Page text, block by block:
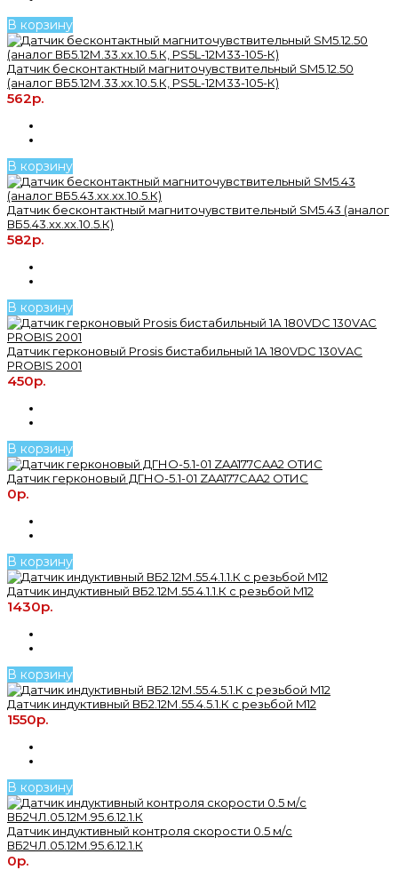
В корзину
Датчик бесконтактный магниточувствительный SM5.12.50
(аналог ВБ5.12М.33.хх.10.5.К, РS5L-12М33-105-К)
562р.
В корзину
Датчик бесконтактный магниточувствительный SM5.43 (аналог
ВБ5.43.хх.хх.10.5.К)
582р.
В корзину
Датчик герконовый Prosis бистабильный 1А 180VDC 130VAC
PROBIS 2001
450р.
В корзину
Датчик герконовый ДГНО-5.1-01 ZAA177CAA2 ОТИС
0р.
В корзину
Датчик индуктивный ВБ2.12М.55.4.1.1.К с резьбой M12
1430р.
В корзину
Датчик индуктивный ВБ2.12М.55.4.5.1.К с резьбой M12
1550р.
В корзину
Датчик индуктивный контроля скорости 0.5 м/с
ВБ2ЧЛ.05.12М.95.6.12.1.К
0р.